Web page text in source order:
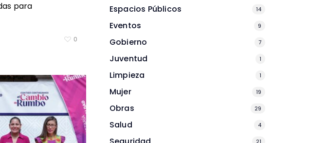
para
0
Espacios Públicos 14
Eventos 9
Gobierno 7
Juventud 1
Limpieza 1
Mujer 19
Obras 29
Salud 4
21